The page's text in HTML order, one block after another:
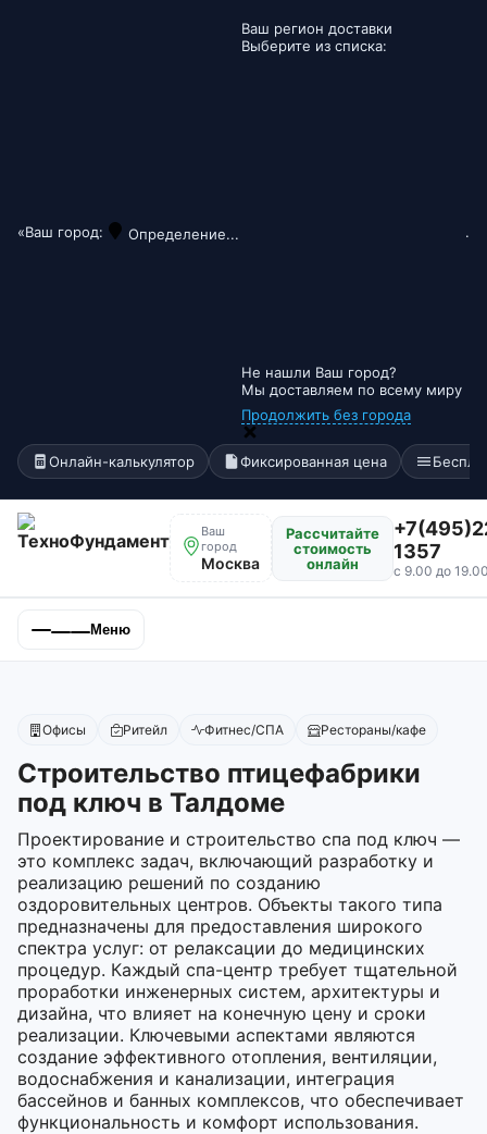
«Ваш город: Определение...
Ваш регион доставки
Выберите из списка:
Не нашли Ваш город?
Мы доставляем по всему миру
Продолжить без города
.
Онлайн-калькулятор Фиксированная цена
Ваш
город
Москва
Рассчитайте
стоимость
онлайн
1357
с 9.00 до
Меню
Офисы Ритейл Фитнес/СПА Рестораны/кафе
Строительство птицефабрики
под ключ в Талдоме
Проектирование и строительство спа под ключ —
это комплекс задач, включающий разработку и
реализацию решений по созданию
оздоровительных центров. Объекты такого типа
предназначены для предоставления широкого
спектра услуг: от релаксации до медицинских
процедур. Каждый спа-центр требует тщательной
проработки инженерных систем, архитектуры и
дизайна, что влияет на конечную цену и сроки
реализации. Ключевыми аспектами являются
создание эффективного отопления, вентиляции,
водоснабжения и канализации, интеграция
бассейнов и банных комплексов, что обеспечивает
функциональность и комфорт использования.